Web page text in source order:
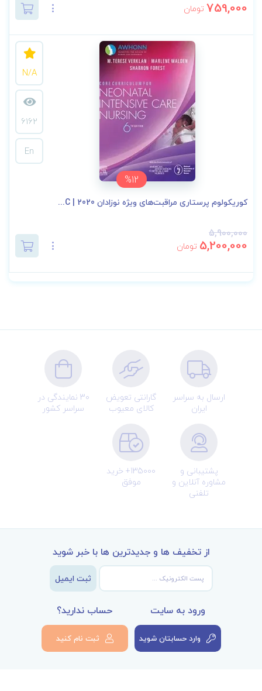
759,000 تومان
%12
N/A
6162
En
کوریکولوم پرستاری مراقبت‌های ویژه نوزادان 2020 | C...
5,900,000
5,200,000 تومان
ارسال به سراسر
ایران
گارانتی تعویض
کالای معیوب
30 نمایندگی در
سراسر کشور
پشتیبانی و
مشاوره آنلاین و
تلفنی
135000+ خرید
موفق
از تخفیف ها و جدیدترین ها با خبر شوید
ثبت ایمیل
ورود به سایت
وارد حسابتان شوید
حساب ندارید؟
ثبت نام کنید